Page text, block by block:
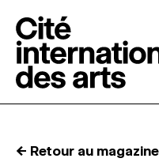
← Retour au magazine